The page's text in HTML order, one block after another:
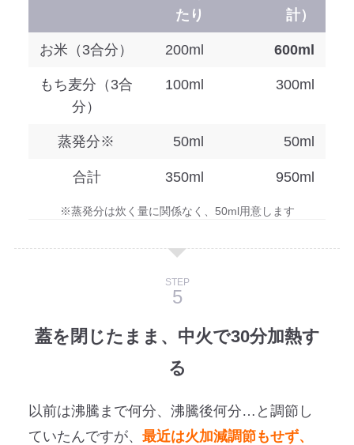
たり
計）
お米（3合分） 200ml 600ml
もち麦分（3合
分）
100ml 300ml
蒸発分※ 50ml 50ml
合計 350ml 950ml
※蒸発分は炊く量に関係なく、50ml用意します
STEP
蓋を閉じたまま、中火で30分加熱す
る
以前は沸騰まで何分、沸騰後何分…と調節し
ていたんですが、 最近は火加減調節もせず、